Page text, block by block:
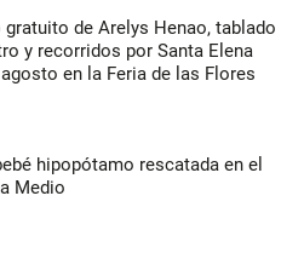
de Arelys Henao, tablado
y recorridos por Santa Elena
en la Feria de las Flores
hipopótamo rescatada en el
Medio